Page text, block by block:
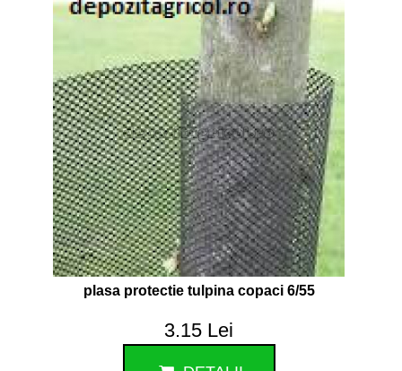
plasa protectie tulpina copaci 6/55
3.15 Lei